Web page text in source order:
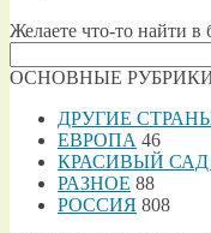
Желаете что-то найти в
ОСНОВНЫЕ
ДРУГИЕ
ЕВРОПА 46
КРАСИВЫЙ
РАЗНОЕ 88
РОССИЯ 808